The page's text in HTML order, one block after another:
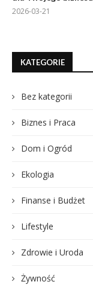
2026-03-21
KATEGORIE
Bez kategorii
Biznes i Praca
Dom i Ogród
Ekologia
Finanse i Budżet
Lifestyle
Zdrowie i Uroda
Żywność